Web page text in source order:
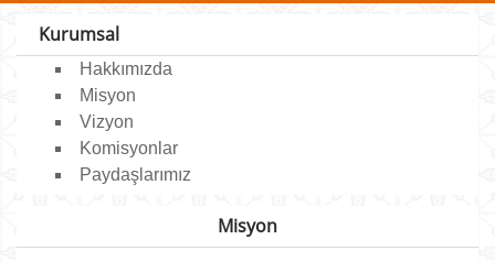
Kurumsal
Hakkımızda
Misyon
Vizyon
Komisyonlar
Paydaşlarımız
Misyon